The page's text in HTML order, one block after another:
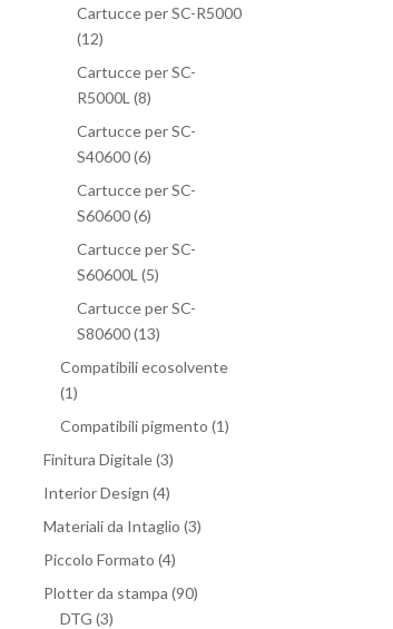
Cartucce per SC-R5000
(12)
Cartucce per SC-
R5000L (8)
Cartucce per SC-
S40600(6)
Cartucce per SC-
S60600(6)
Cartucce per SC-
S60600L (5)
Cartucce per SC-
S80600(13)
Compatibili ecosolvente
(1)
Compatibili pigmento (1)
Finitura Digitale(3)
Interior Design (4)
Materiali da Intaglio (3)
Piccolo Formato (4)
Plotter da stampa (90)
DTG (3)